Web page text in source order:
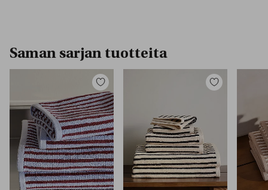
Saman sarjan tuotteita
Lisää
suosikkeihin
Lisää